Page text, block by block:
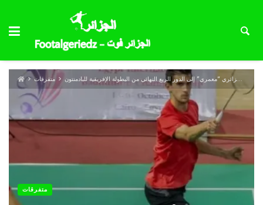
متفرقات تأهل الثنائي الجزائري “معمري” إلى الدور الربع النهائي من البطولة الإفريقية للبادمنتون
متفرقات